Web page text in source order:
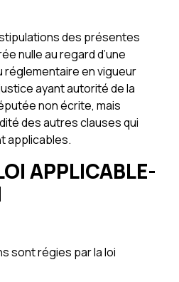
des présentes
nulle au regard d’une
réglementaire en vigueur
ayant autorité de la
non écrite, mais
des autres clauses qui
applicables.
APPLICABLE-
sont régies par la loi